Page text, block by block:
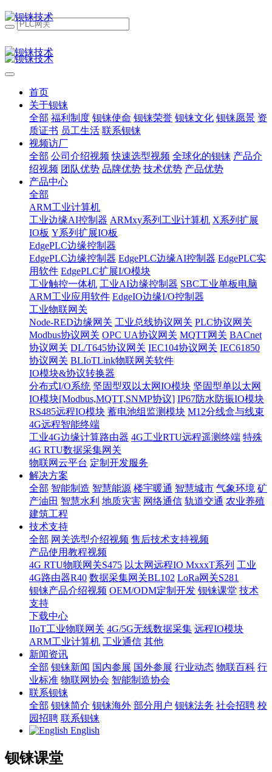
首页
关于钡铼
全部 福利制度 钡铼使命 钡铼荣誉 钡铼文化 钡铼愿景 资
质证书 员工生活 联系钡铼
视频访厂
全部 公司介绍视频 快速选型视频 全球化的钡铼 产品介
绍视频 团队优势 品牌优势 技术优势 产品优势
产品中心
全部
ARM工业计算机
工业边缘AI控制器 ARMxy系列工业计算机 X系列扩展
IO板 Y系列扩展IO板
EdgePLC边缘控制器
EdgePLC边缘控制器 EdgePLC边缘AI控制器 EdgePLC实
用软件 EdgePLC扩展I/O模块
工业触控一体机 工业AI边缘控制器 SBC工业单板电脑
ARM工业应用软件 EdgeIO边缘I/O控制器
工业物联网关
Node-RED边缘网关 工业总线协议网关 PLC协议网关
Modbus协议网关 OPC UA协议网关 MQTT网关 BACnet
协议网关 DL/T645协议网关 IEC104协议网关 IEC61850
协议网关 BLIoTLink物联网关软件
IO模块&协议转换器
分布式I/O系统 坚固型双以太网IO模块 坚固型单以太网
IO模块[Modbus,MQTT,SNMP协议] IP67防水防振IO模块
RS485远程IO模块 蓄电池组监测模块 M12分线盒与线束
4G远程智能终端
工业4G边缘计算路由器 4G工业RTU远程遥测终端 特殊
4G RTU数据采集网关
物联网云平台 定制开发服务
解决方案
全部 智能制造 智慧能源 楼宇暖通 智慧城市 气象环境 矿
产油田 智慧水利 地质灾害 网络通信 轨道交通 农业养殖
建筑工程
技术支持
全部 网关选型介绍视频 售后技术支持视频
产品使用教程视频
4G RTU物联网关S475 以太网远程IO MxxxT系列 工业
4G路由器R40 数据采集网关BL102 LoRa网关S281
钡铼产品介绍视频 OEM/ODM定制开发 钡铼课堂 技术
支持
下载中心
IIoT工业物联网关 4G/5G无线数据采集 远程IO模块
ARM工业计算机 工业通信 其他
新闻资讯
全部 钡铼新闻 国内参展 国外参展 行业动态 物联百科 行
业标准 物联网协会 智能制造协会
联系钡铼
全部 钡铼简介 钡铼海外 部分用户 钡铼法务 社会招聘 校
园招聘 联系钡铼
English
钡铼课堂